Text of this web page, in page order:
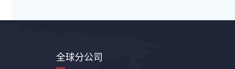
全球分公司